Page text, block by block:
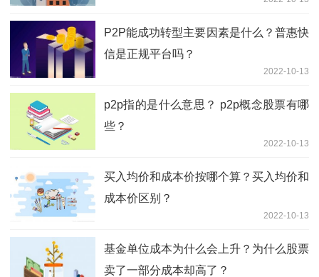
P2P能成功转型主要因素是什么？普惠快
信是正规平台吗？
2022-10-13
p2p指的是什么意思？ p2p概念股票有哪
些？
2022-10-13
买入均价和成本价按哪个算？买入均价和
成本价区别？
2022-10-13
基金单位成本为什么会上升？为什么股票
卖了一部分成本却高了？